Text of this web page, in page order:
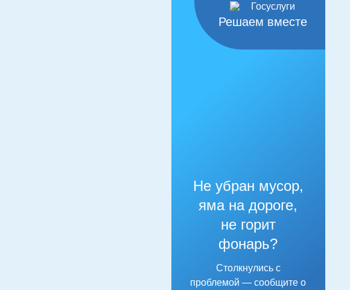
Решаем вместе
Не убран мусор,
яма на дороге,
не горит
фонарь?
Столкнулись с
проблемой — сообщите о